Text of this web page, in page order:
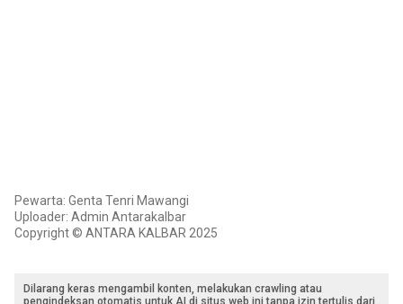
Pewarta: Genta Tenri Mawangi
Uploader: Admin Antarakalbar
Copyright © ANTARA KALBAR 2025
Dilarang keras mengambil konten, melakukan crawling atau